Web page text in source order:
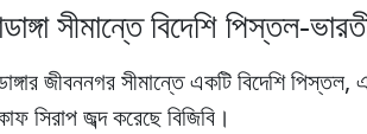
সীমান্তে বিদেশি পিস্তল-
জীবননগর সীমান্তে একটি বিদেশি
সিরাপ জব্দ করেছে বিজিবি।